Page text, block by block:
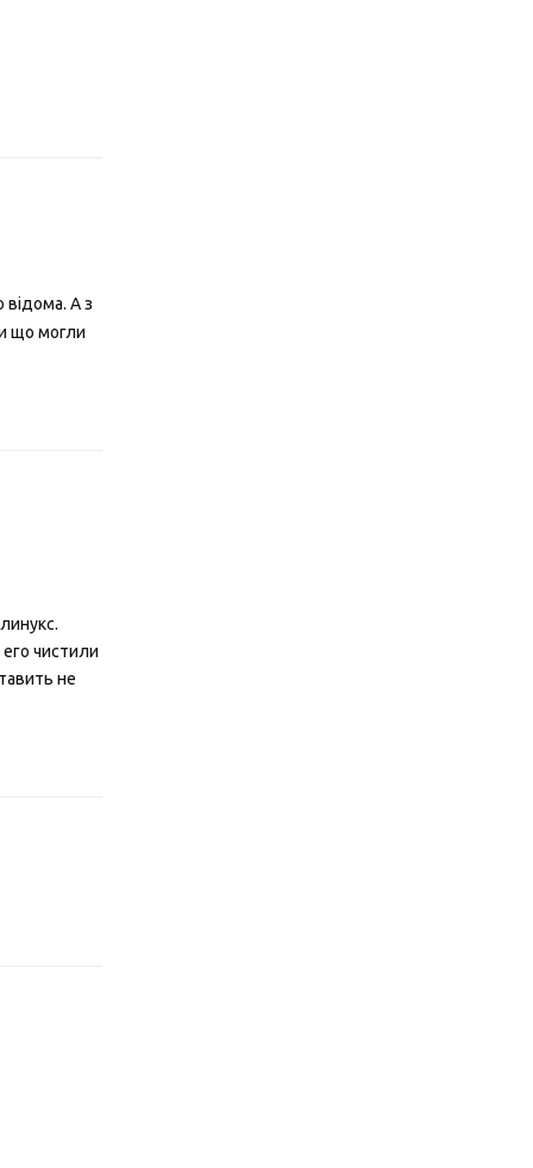
відома. А з
що могли
чистили
не